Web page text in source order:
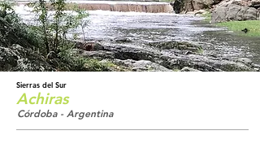
Sierras del Sur
Achiras
Córdoba - Argentina